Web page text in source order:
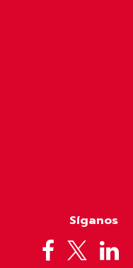
Síganos